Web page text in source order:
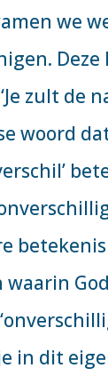
we
zult de
woord
in dit